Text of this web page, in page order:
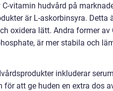
vitamin hudvård på
är L-askorbinsyra.
oxidera lätt. Andra former
är mer stabila och
inkluderar
för att ge huden en extra dos